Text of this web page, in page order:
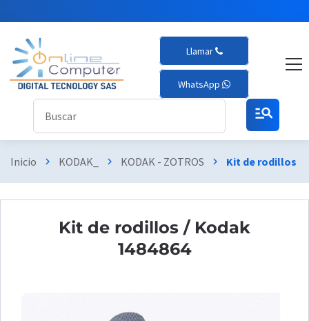
Llamar
WhatsApp
manage_search
Inicio chevron_right KODAK_ chevron_right KODAK - ZOTROS chevron_right Kit de rodillos /
Kit de rodillos / Kodak
1484864